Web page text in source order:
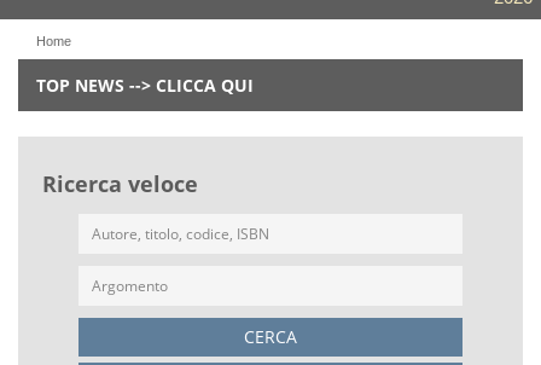
Home
TOP NEWS --> CLICCA QUI
Ricerca veloce
CERCA